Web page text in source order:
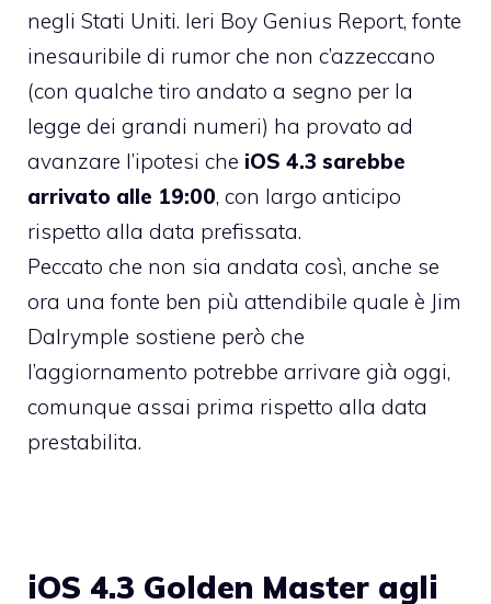
negli Stati Uniti. Ieri Boy Genius Report, fonte
inesauribile di rumor che non c’azzeccano
(con qualche tiro andato a segno per la
legge dei grandi numeri) ha provato ad
avanzare l’ipotesi che iOS 4.3 sarebbe
arrivato alle 19:00, con largo anticipo
rispetto alla data prefissata.
Peccato che non sia andata così, anche se
ora una fonte ben più attendibile quale è Jim
Dalrymple sostiene però che
l’aggiornamento potrebbe arrivare già oggi,
comunque assai prima rispetto alla data
prestabilita.
iOS 4.3 Golden Master agli